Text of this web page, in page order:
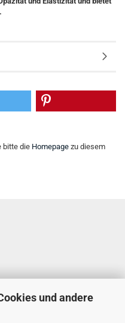
und andere
bitte die Homepage zu diesem